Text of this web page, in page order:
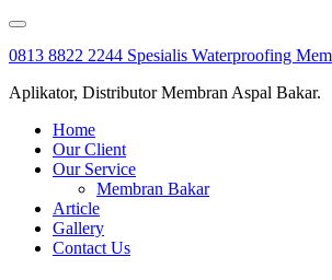
Skip
content
0813 8822 2244 Spesialis Waterproofing
Aplikator, Distributor Membran Aspal Bakar.
Home
Our Client
Our Service
Membran Bakar
Article
Gallery
Contact Us